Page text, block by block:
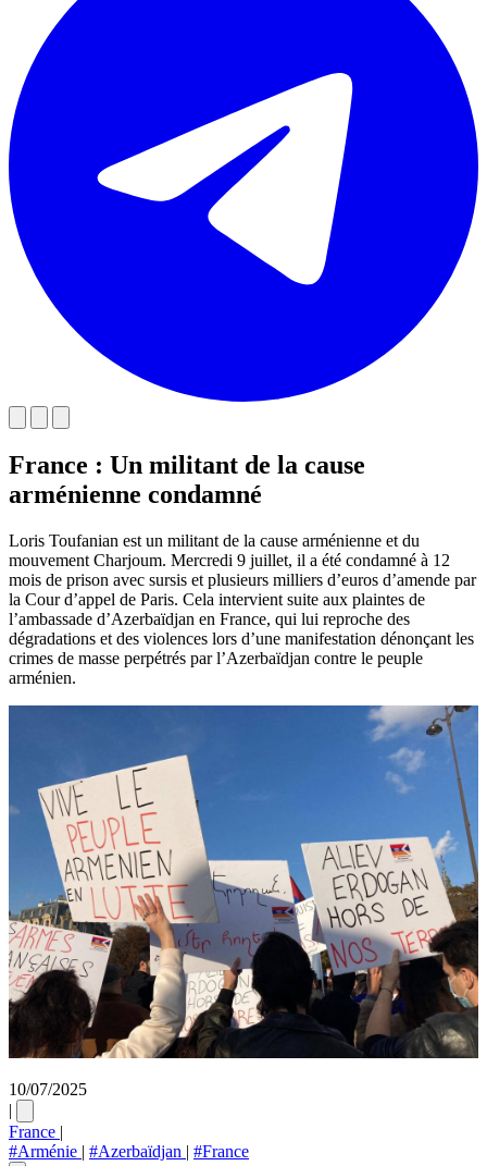
France : Un militant de la cause
arménienne condamné
Loris Toufanian est un militant de la cause arménienne et du
mouvement Charjoum. Mercredi 9 juillet, il a été condamné à 12
mois de prison avec sursis et plusieurs milliers d’euros d’amende par
la Cour d’appel de Paris. Cela intervient suite aux plaintes de
l’ambassade d’Azerbaïdjan en France, qui lui reproche des
dégradations et des violences lors d’une manifestation dénonçant les
crimes de masse perpétrés par l’Azerbaïdjan contre le peuple
arménien.
10/07/2025
|
France |
#Arménie | #Azerbaïdjan | #France